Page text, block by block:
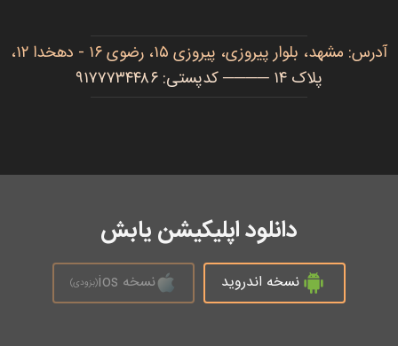
آدرس: مشهد، بلوار پیروزی، پیروزی ۱۵، رضوی ۱۶ - دهخدا ۱۲،
پلاک ۱۴ ──── کدپستی: ۹۱۷۷۷۳۴۴۸۶
دانلود اپلیکیشن یابش
نسخه اندروید نسخه ios (بزودی)